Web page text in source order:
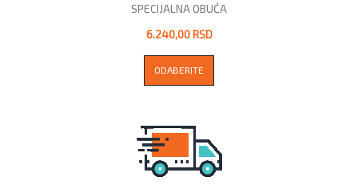
SPECIJALNA OBUĆA
6.240,00 RSD
ODABERITE